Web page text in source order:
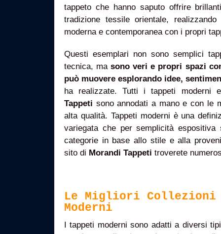
tappeto che hanno saputo offrire
tradizione tessile orientale,
moderna e contemporanea con i propri
Questi esemplari non sono semplici
tecnica, masono veri e propri spazi
può muovere esplorando idee,
ha realizzate. Tutti i tappeti moderni
Tappeti sono annodati a mano e con le
alta qualità. Tappeti moderni è una
variegata che per semplicità
categorie in base allo stile e alla
sito di Morandi Tappeti troverete
Le Migliori Collezioni
Moderni
I tappeti moderni sono adatti a diversi